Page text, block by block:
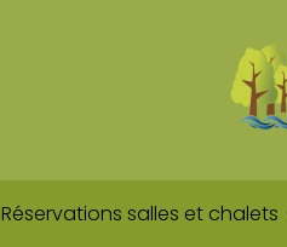
Réservations salles et chalets